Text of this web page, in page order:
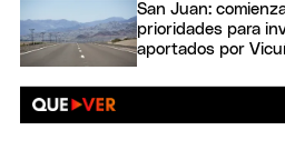
San Juan:
prioridades para
aportados por